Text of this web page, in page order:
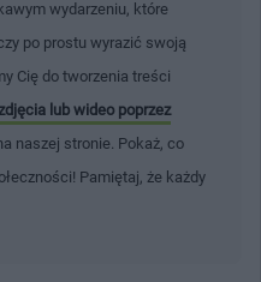
wydarzeniu, które
po prostu wyrazić swoją
Cię do tworzenia treści
lub wideo poprzez
naszej stronie. Pokaż, co
Pamiętaj, że każdy